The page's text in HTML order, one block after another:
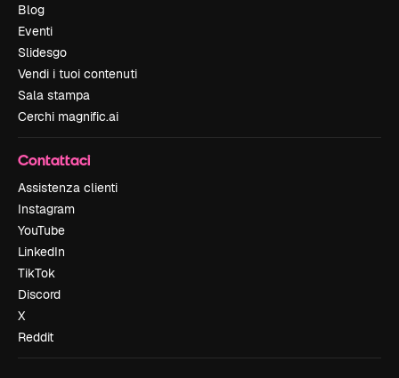
Blog
Eventi
Slidesgo
Vendi i tuoi contenuti
Sala stampa
Cerchi magnific.ai
Contattaci
Assistenza clienti
Instagram
YouTube
LinkedIn
TikTok
Discord
X
Reddit